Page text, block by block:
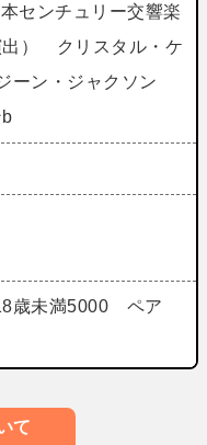
センチュリー交響楽
） クリスタル・ケ
ン・ジャクソン
未満5000 ペア
て